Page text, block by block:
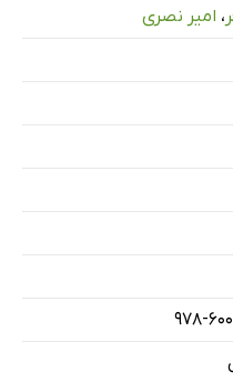
کسی یا چه چیزی متعلق
، امیر نصری
978-